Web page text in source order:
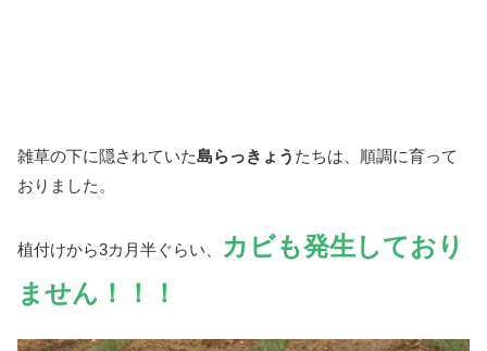
雑草の下に隠されていた島らっきょう たちは、順調に育って
おりました。
植付けから3カ月半ぐらい、
カビも発生しており
ません！！！